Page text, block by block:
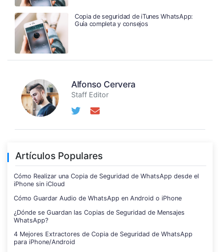
Copia de seguridad de iTunes WhatsApp:
Guía completa y consejos
Alfonso Cervera
Staff Editor
Artículos Populares
Cómo Realizar una Copia de Seguridad de WhatsApp desde el
iPhone sin iCloud
Cómo Guardar Audio de WhatsApp en Android o iPhone
¿Dónde se Guardan las Copias de Seguridad de Mensajes
WhatsApp?
4 Mejores Extractores de Copia de Seguridad de WhatsApp
para iPhone/Android